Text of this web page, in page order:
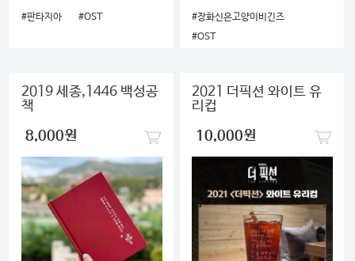
켓
#판타지아 #OST
#장화신은고양이비긴즈
#OST
2019 세종,1446 백성공
책
8,000원
2021 더픽션 와이트 유
리컵
10,000원